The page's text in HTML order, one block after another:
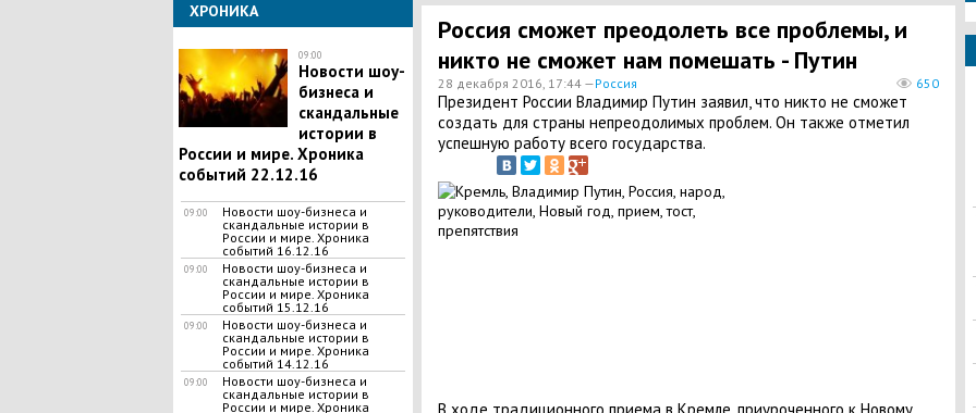
ХРОНИКА
09:00
Новости шоу-
бизнеса и
скандальные
истории в
России и мире. Хроника
событий 22.12.16
09:00
Новости шоу-бизнеса и
скандальные истории в
России и мире. Хроника
событий 16.12.16
09:00
Новости шоу-бизнеса и
скандальные истории в
России и мире. Хроника
событий 15.12.16
09:00
Новости шоу-бизнеса и
скандальные истории в
России и мире. Хроника
событий 14.12.16
09:00
Новости шоу-бизнеса и
скандальные истории в
России и мире. Хроника
Россия сможет преодолеть все проблемы, и
никто не сможет нам помешать - Путин
28 декабря 2016, 17:44 —Россия 650
Президент России Владимир Путин заявил, что никто не сможет
создать для страны непреодолимых проблем. Он также отметил
успешную работу всего государства.
В ходе традиционного приема в Кремле, приуроченного к Новому